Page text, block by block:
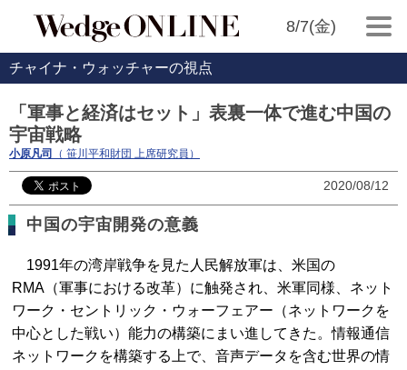
8/7(金)
チャイナ・ウォッチャーの視点
「軍事と経済はセット」表裏一体で進む中国の
宇宙戦略
小原凡司 （ 笹川平和財団 上席研究員）
2020/08/12
中国の宇宙開発の意義
1991年の湾岸戦争を見た人民解放軍は、米国の
RMA（軍事における改革）に触発され、米軍同様、ネット
ワーク・セントリック・ウォーフェアー（ネットワークを
中心とした戦い）能力の構築にまい進してきた。情報通信
ネットワークを構築する上で、音声データを含む世界の情